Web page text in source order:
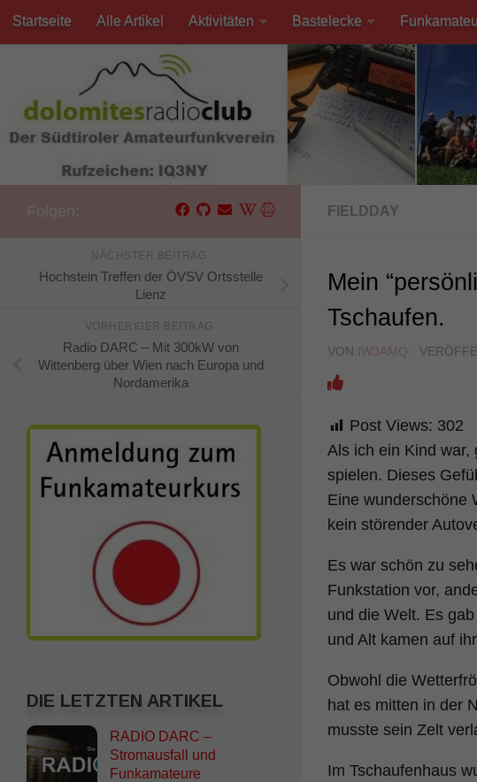
Unter dem Inhalt
Startseite Alle Artikel Aktivitäten Bastelecke
FIELDDAY
Mein
Tschaufen.
VON IW3AMQ ·
Post Views: 302
Als ich ein Kind war,
spielen. Dieses
Eine wunderschöne
kein störender
Es war schön zu
Funkstation vor,
und die Welt. Es
und Alt kamen auf
Obwohl die
hat es mitten in der
musste sein Zelt
Im Tschaufenhaus
NÄCHSTER BEITRAG
Hochstein Treffen der ÖVSV Ortsstelle
Lienz
VORHERIGER BEITRAG
Radio DARC – Mit 300kW von
Wittenberg über Wien nach Europa und
Nordamerika
DIE LETZTEN ARTIKEL
RADIO DARC –
Stromausfall und
Funkamateure